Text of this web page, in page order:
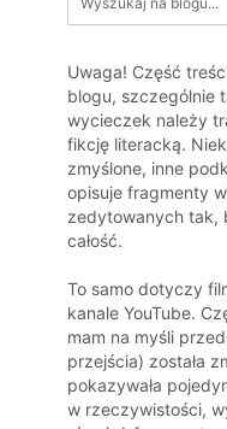
Uwaga! Część
blogu, szczególnie
wycieczek należy
fikcję literacką.
zmyślone, inne
opisuje fragmenty
zedytowanych tak,
całość.
To samo dotyczy
kanale YouTube.
mam na myśli
przejścia) została
pokazywała
w rzeczywistości,